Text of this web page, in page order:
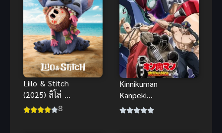
Liilo & Stitch
(2025) ลิโล่ &
สติทช์
8
Kinnikuman
Kanpeki
Chоujin